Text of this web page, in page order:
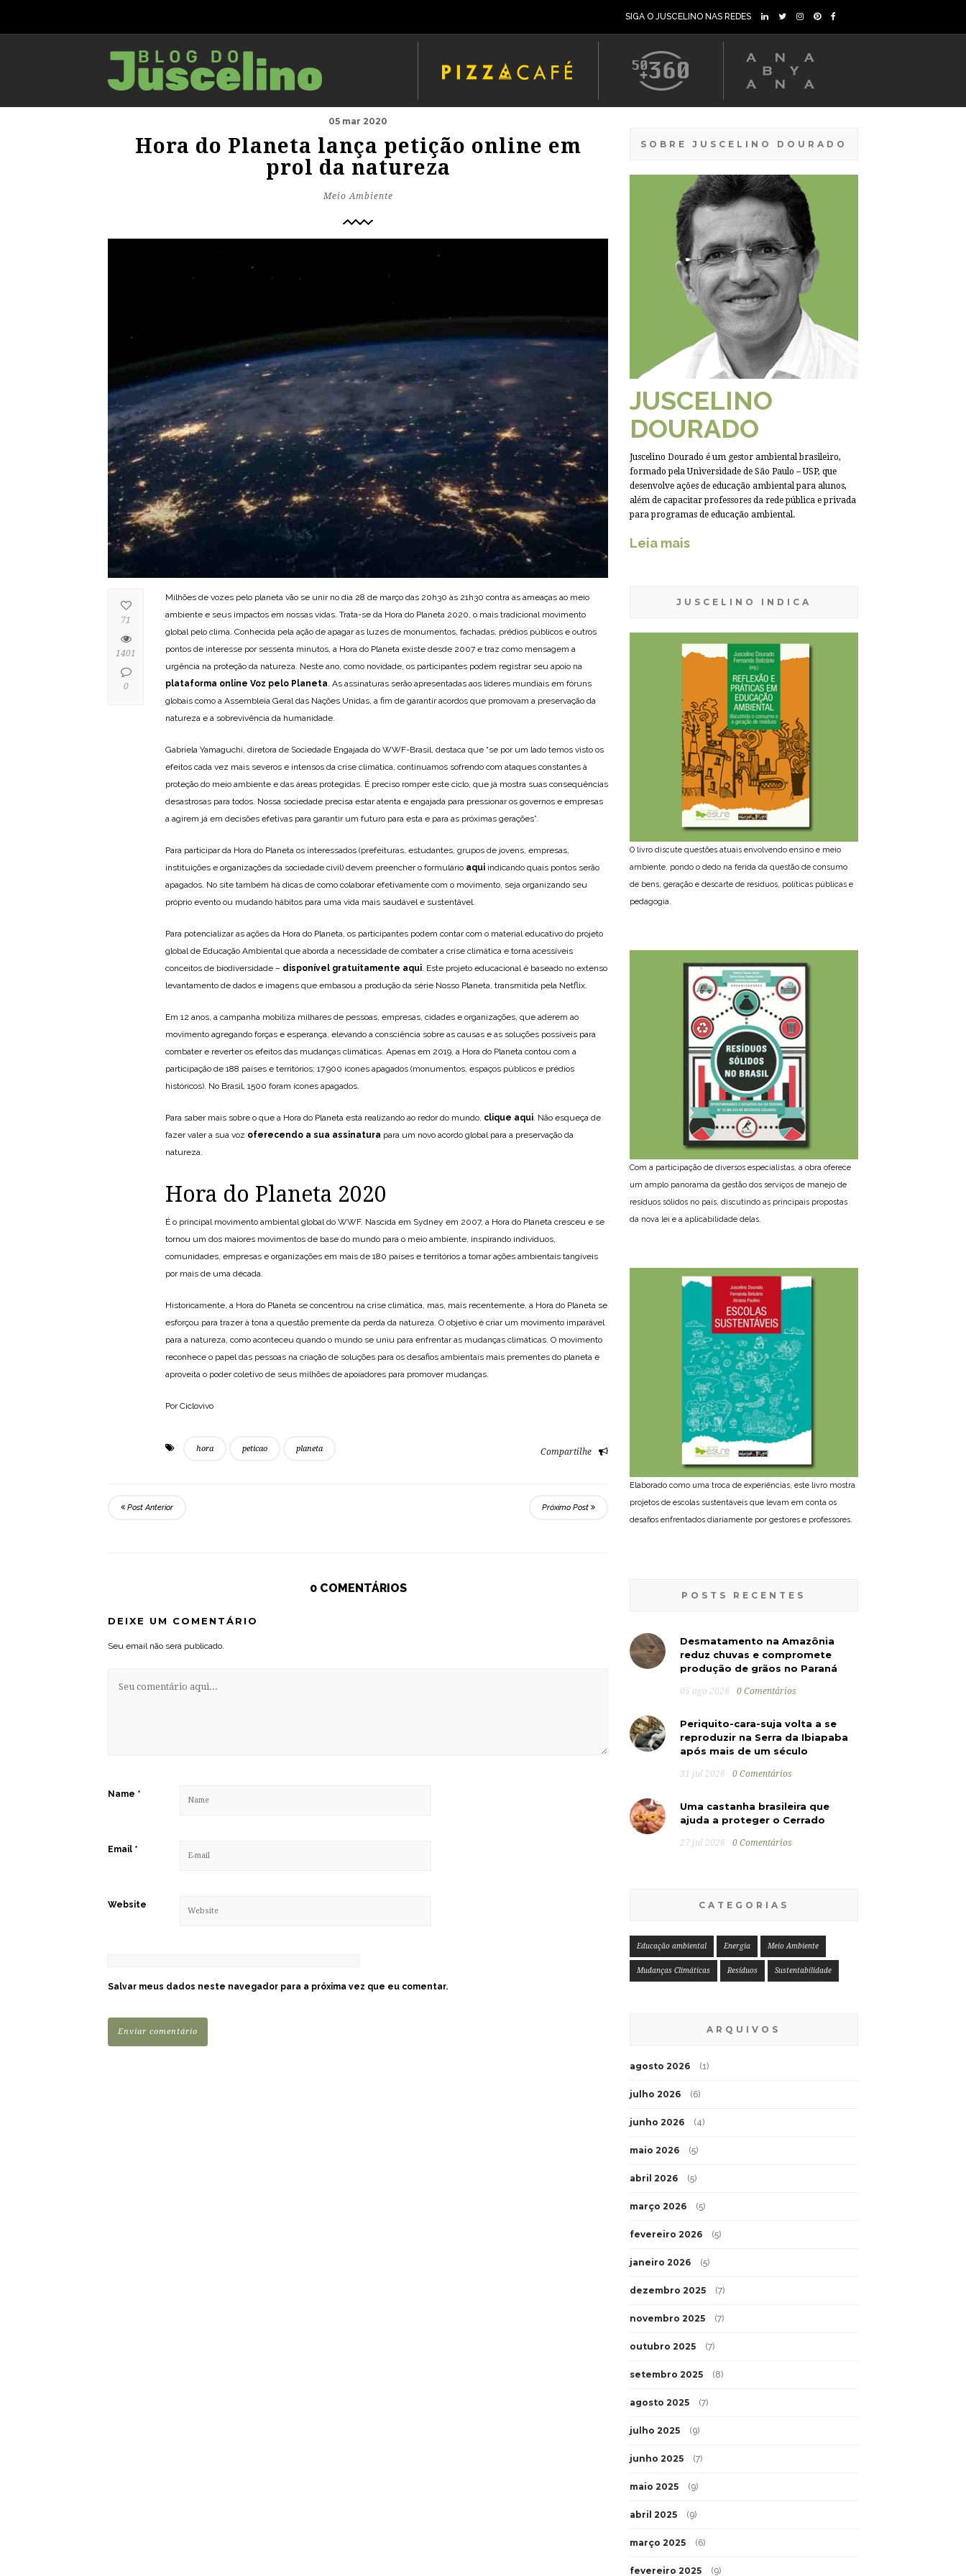
SIGA O JUSCELINO NAS REDES
05 mar 2020
Hora do Planeta lança petição online em
prol da natureza
Meio Ambiente
Milhões de vozes pelo planeta vão se unir no dia 28 de março das 20h30 às 21h30 contra as ameaças ao meio
ambiente e seus impactos em nossas vidas. Trata-se da Hora do Planeta 2020, o mais tradicional movimento
global pelo clima. Conhecida pela ação de apagar as luzes de monumentos, fachadas, prédios públicos e outros
pontos de interesse por sessenta minutos, a Hora do Planeta existe desde 2007 e traz como mensagem a
urgência na proteção da natureza. Neste ano, como novidade, os participantes podem registrar seu apoio na
plataforma online Voz pelo Planeta . As assinaturas serão apresentadas aos líderes mundiais em fóruns
globais como a Assembleia Geral das Nações Unidas, a fim de garantir acordos que promovam a preservação da
natureza e a sobrevivência da humanidade.
Gabriela Yamaguchi, diretora de Sociedade Engajada do WWF-Brasil, destaca que “se por um lado temos visto os
efeitos cada vez mais severos e intensos da crise climática, continuamos sofrendo com ataques constantes à
proteção do meio ambiente e das áreas protegidas. É preciso romper este ciclo, que já mostra suas consequências
desastrosas para todos. Nossa sociedade precisa estar atenta e engajada para pressionar os governos e empresas
a agirem já em decisões efetivas para garantir um futuro para esta e para as próximas gerações”.
Para participar da Hora do Planeta os interessados (prefeituras, estudantes, grupos de jovens, empresas,
instituições e organizações da sociedade civil) devem preencher o formulário aqui indicando quais pontos serão
apagados. No site também há dicas de como colaborar efetivamente com o movimento, seja organizando seu
próprio evento ou mudando hábitos para uma vida mais saudável e sustentável.
Para potencializar as ações da Hora do Planeta, os participantes podem contar com o material educativo do projeto
global de Educação Ambiental que aborda a necessidade de combater a crise climática e torna acessíveis
conceitos de biodiversidade – disponível gratuitamente aqui . Este projeto educacional é baseado no extenso
levantamento de dados e imagens que embasou a produção da série Nosso Planeta, transmitida pela Netflix.
Em 12 anos, a campanha mobiliza milhares de pessoas, empresas, cidades e organizações, que aderem ao
movimento agregando forças e esperança, elevando a consciência sobre as causas e as soluções possíveis para
combater e reverter os efeitos das mudanças climáticas. Apenas em 2019, a Hora do Planeta contou com a
participação de 188 países e territórios; 17.900 ícones apagados (monumentos, espaços públicos e prédios
históricos). No Brasil, 1500 foram ícones apagados.
Para saber mais sobre o que a Hora do Planeta está realizando ao redor do mundo, clique aqui . Não esqueça de
fazer valer a sua voz oferecendo a sua assinatura para um novo acordo global para a preservação da
natureza.
Hora do Planeta 2020
É o principal movimento ambiental global do WWF. Nascida em Sydney em 2007, a Hora do Planeta cresceu e se
tornou um dos maiores movimentos de base do mundo para o meio ambiente, inspirando indivíduos,
comunidades, empresas e organizações em mais de 180 países e territórios a tomar ações ambientais tangíveis
por mais de uma década.
Historicamente, a Hora do Planeta se concentrou na crise climática, mas, mais recentemente, a Hora do Planeta se
esforçou para trazer à tona a questão premente da perda da natureza. O objetivo é criar um movimento imparável
para a natureza, como aconteceu quando o mundo se uniu para enfrentar as mudanças climáticas. O movimento
reconhece o papel das pessoas na criação de soluções para os desafios ambientais mais prementes do planeta e
aproveita o poder coletivo de seus milhões de apoiadores para promover mudanças.
Por Ciclovivo
hora peticao planeta Compartilhe
71
1401
0
Post Anterior Próximo Post
0 COMENTÁRIOS
DEIXE UM COMENTÁRIO
Seu email não será publicado.
Name *
Email *
Website
Salvar meus dados neste navegador para a próxima vez que eu comentar.
SOBRE JUSCELINO DOURADO
JUSCELINO
DOURADO
Juscelino Dourado é um gestor ambiental brasileiro,
formado pela Universidade de São Paulo – USP, que
desenvolve ações de educação ambiental para alunos,
além de capacitar professores da rede pública e privada
para programas de educação ambiental.
Leia mais
JUSCELINO INDICA
O livro discute questões atuais envolvendo ensino e meio
ambiente, pondo o dedo na ferida da questão de consumo
de bens, geração e descarte de resíduos, políticas públicas e
pedagogia.
Com a participação de diversos especialistas, a obra oferece
um amplo panorama da gestão dos serviços de manejo de
resíduos sólidos no país, discutindo as principais propostas
da nova lei e a aplicabilidade delas.
Elaborado como uma troca de experiências, este livro mostra
projetos de escolas sustentáveis que levam em conta os
desafios enfrentados diariamente por gestores e professores.
POSTS RECENTES
Desmatamento na Amazônia
reduz chuvas e compromete
produção de grãos no Paraná
05 ago 2026 0 Comentários
Periquito-cara-suja volta a se
reproduzir na Serra da Ibiapaba
após mais de um século
31 jul 2026 0 Comentários
Uma castanha brasileira que
ajuda a proteger o Cerrado
27 jul 2026 0 Comentários
CATEGORIAS
Educação ambiental Energia Meio Ambiente
Mudanças Climáticas Resíduos Sustentabilidade
ARQUIVOS
agosto 2026 (1)
julho 2026 (6)
junho 2026 (4)
maio 2026 (5)
abril 2026 (5)
março 2026 (5)
fevereiro 2026 (5)
janeiro 2026 (5)
dezembro 2025 (7)
novembro 2025 (7)
outubro 2025 (7)
setembro 2025 (8)
agosto 2025 (7)
julho 2025 (9)
junho 2025 (7)
maio 2025 (9)
abril 2025 (9)
março 2025 (6)
fevereiro 2025 (9)